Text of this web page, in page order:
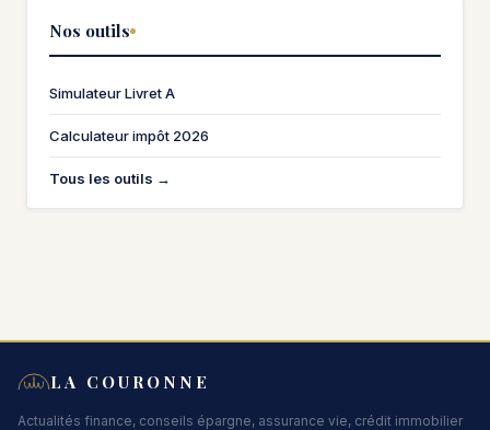
Nos outils
Simulateur Livret A
Calculateur impôt 2026
Tous les outils →
LA COURONNE
Actualités finance, conseils épargne, assurance vie, crédit immobilier